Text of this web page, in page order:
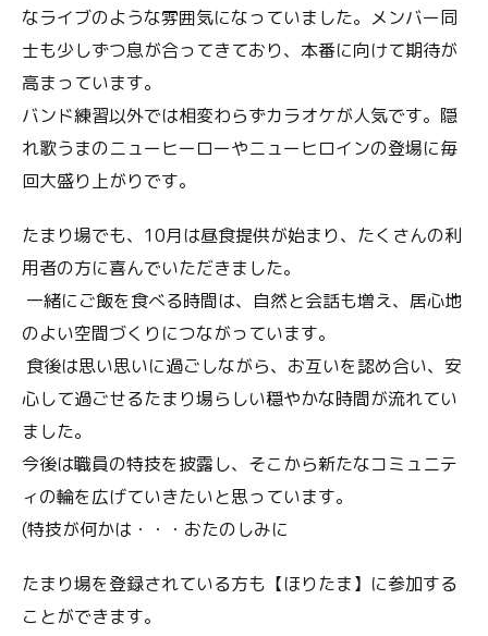
なライブのような雰囲気になっていました。メンバー同
士も少しずつ息が合ってきており、本番に向けて期待が
高まっています。
バンド練習以外では相変わらずカラオケが人気です。隠
れ歌うまのニューヒーローやニューヒロインの登場に毎
回大盛り上がりです。
たまり場でも、10月は昼食提供が始まり、たくさんの利
用者の方に喜んでいただきました。
一緒にご飯を食べる時間は、自然と会話も増え、居心地
のよい空間づくりにつながっています。
食後は思い思いに過ごしながら、お互いを認め合い、安
心して過ごせるたまり場らしい穏やかな時間が流れてい
ました。
今後は職員の特技を披露し、そこから新たなコミュニテ
ィの輪を広げていきたいと思っています。
(特技が何かは・・・おたのしみに
たまり場を登録されている方も【ほりたま】に参加する
ことができます。